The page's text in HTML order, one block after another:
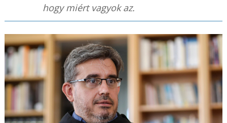
hogy miértvagyokaz.